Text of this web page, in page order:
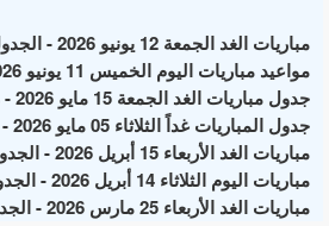
مباريات الغد الجمعة 12 يونيو 2026 - الجدول الكامل والقنوات الناقلة
مواعيد مباريات اليوم الخميس 11 يونيو 2026 - البث المباشر والنتائج لجميع البطولات
جدول مباريات الغد الجمعة 15 مايو 2026 - مواعيد وقنوات النقل
جدول المباريات غداً الثلاثاء 05 مايو 2026 - كل المواعيد والبطولات
مباريات الغد الأربعاء 15 أبريل 2026 - الجدول الكامل والقنوات الناقلة
مباريات اليوم الثلاثاء 14 أبريل 2026 - الجدول الكامل لجميع البطولات
مباريات الغد الأربعاء 25 مارس 2026 - الجدول الكامل والقنوات الناقلة